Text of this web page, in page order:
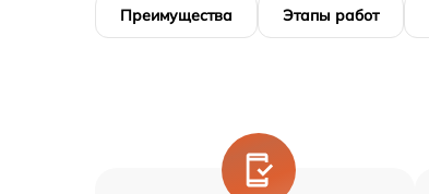
Преимущества Этапы работ